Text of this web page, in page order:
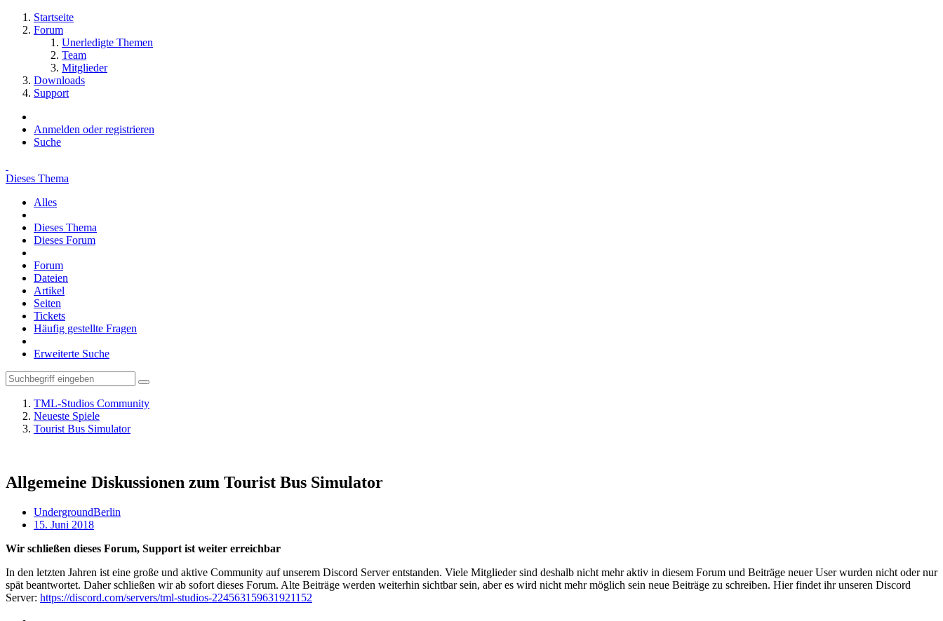
Startseite
Forum
Unerledigte Themen
Team
Mitglieder
Downloads
Support
Anmelden oder registrieren
Suche
Dieses Thema
Alles
Dieses Thema
Dieses Forum
Forum
Dateien
Artikel
Seiten
Tickets
Häufig gestellte Fragen
Erweiterte Suche
TML-Studios Community
Neueste Spiele
Tourist Bus Simulator
Allgemeine Diskussionen zum Tourist Bus Simulator
UndergroundBerlin
15. Juni 2018
Wir schließen dieses Forum, Support ist weiter erreichbar
In den letzten Jahren ist eine große und aktive Community auf unserem Discord Server entstanden. Viele Mitglieder sind deshalb nicht mehr aktiv in diesem Forum und Beiträge neuer User wurden nicht oder nur
spät beantwortet. Daher schließen wir ab sofort dieses Forum. Alte Beiträge werden weiterhin sichtbar sein, aber es wird nicht mehr möglich sein neue Beiträge zu schreiben. Hier findet ihr unseren Discord
Server: https://discord.com/servers/tml-studios-224563159631921152